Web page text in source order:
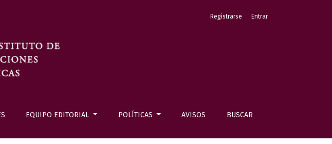
EQUIPO EDITORIAL POLÍTICAS AVISOS BUSCAR
Registrarse Entrar